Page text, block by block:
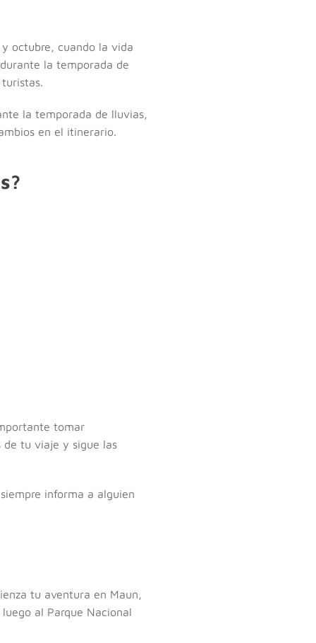
octubre, cuando la vida
la temporada de
la temporada de lluvias,
en el itinerario.
tomar
de tu viaje y sigue las
informa a alguien
tu aventura en Maun,
al Parque Nacional